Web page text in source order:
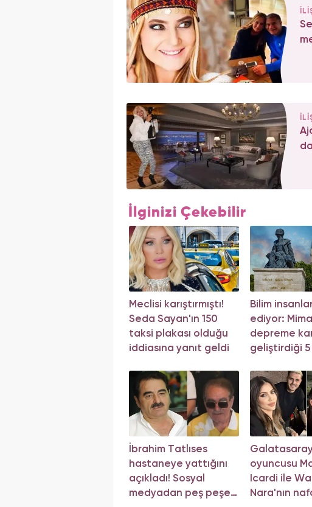
İlginizi Çekebilir
Meclisi karıştırmıştı!
Seda Sayan'ın 150
taksi plakası olduğu
iddiasına yanıt geldi
Bilim
ediyor:
depreme
geliştirdiği
İbrahim Tatlıses
hastaneye yattığını
açıkladı! Sosyal
medyadan peş peşe
oyuncusu
Icardi ile
Nara'nın